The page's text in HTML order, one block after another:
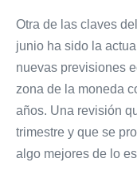
Otra de las claves
junio ha sido la
nuevas previsiones
zona de la moneda
años. Una revisión
trimestre y que se
algo mejores de lo